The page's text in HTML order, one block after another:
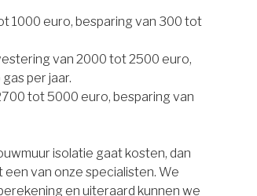
1000 euro, besparing van 300 tot
van 2000 tot 2500 euro,
per jaar.
tot 5000 euro, besparing van
isolatie gaat kosten, dan
van onze specialisten. We
en uiteraard kunnen we